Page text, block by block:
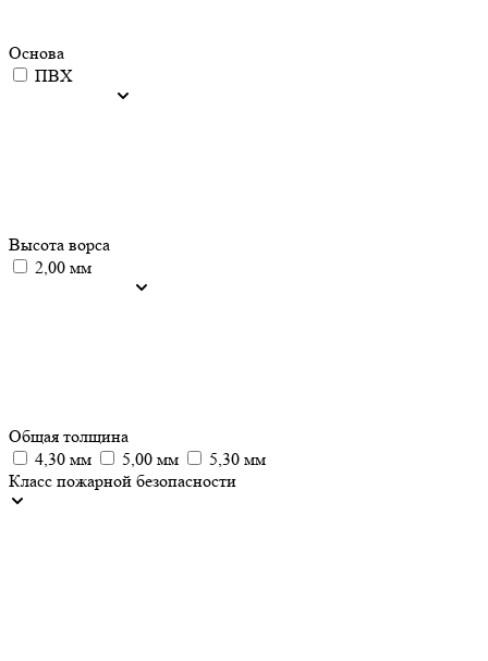
Основа
ПВХ
Высота ворса
2,00 мм
Общая толщина
4,30 мм
5,00 мм
5,30 мм
Класс пожарной безопасности